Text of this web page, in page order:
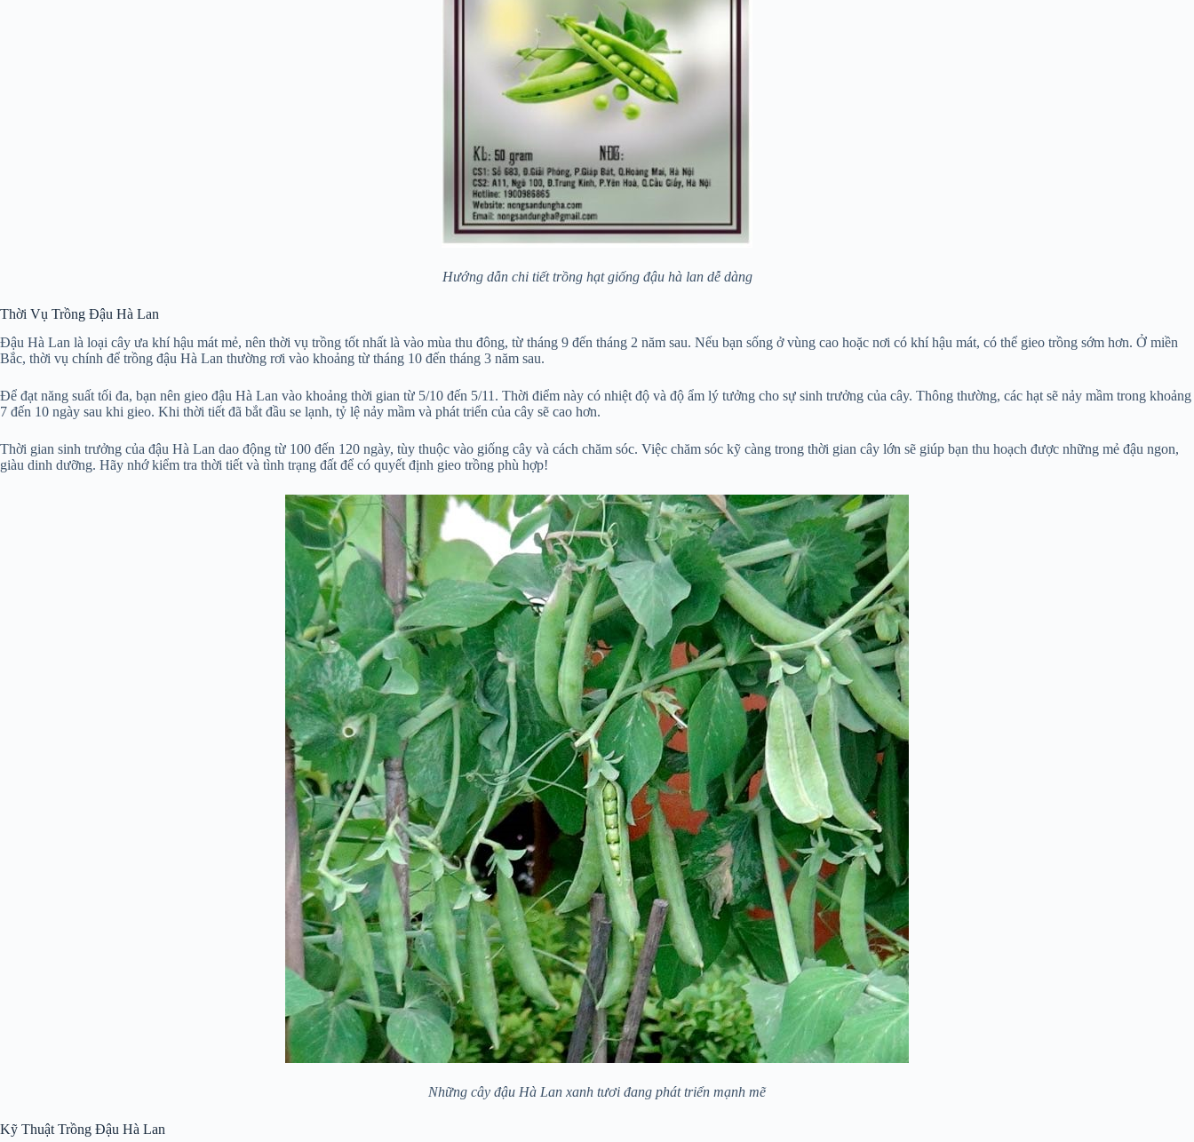
Hướng dẫn chi tiết trồng hạt giống đậu hà lan dễ dàng
Thời Vụ Trồng Đậu Hà Lan
Đậu Hà Lan là loại cây ưa khí hậu mát mẻ, nên thời vụ trồng tốt nhất là vào mùa thu đông, từ tháng 9 đến tháng 2 năm sau. Nếu bạn sống ở vùng cao hoặc nơi có khí hậu mát, có thể gieo trồng sớm hơn. Ở miền
Bắc, thời vụ chính để trồng đậu Hà Lan thường rơi vào khoảng từ tháng 10 đến tháng 3 năm sau.
Để đạt năng suất tối đa, bạn nên gieo đậu Hà Lan vào khoảng thời gian từ 5/10 đến 5/11. Thời điểm này có nhiệt độ và độ ẩm lý tưởng cho sự sinh trưởng của cây. Thông thường, các hạt sẽ nảy mầm trong khoảng
7 đến 10 ngày sau khi gieo. Khi thời tiết đã bắt đầu se lạnh, tỷ lệ nảy mầm và phát triển của cây sẽ cao hơn.
Thời gian sinh trưởng của đậu Hà Lan dao động từ 100 đến 120 ngày, tùy thuộc vào giống cây và cách chăm sóc. Việc chăm sóc kỹ càng trong thời gian cây lớn sẽ giúp bạn thu hoạch được những mẻ đậu ngon,
giàu dinh dưỡng. Hãy nhớ kiểm tra thời tiết và tình trạng đất để có quyết định gieo trồng phù hợp!
Những cây đậu Hà Lan xanh tươi đang phát triển mạnh mẽ
Kỹ Thuật Trồng Đậu Hà Lan